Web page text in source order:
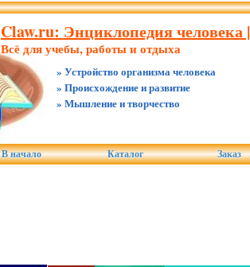
Claw.ru: Энциклопедия человека |
Всё для учебы, работы и отдыха
» Устройство организма человека
» Происхождение и развитие
» Мышление и творчество
В начало Каталог Заказ